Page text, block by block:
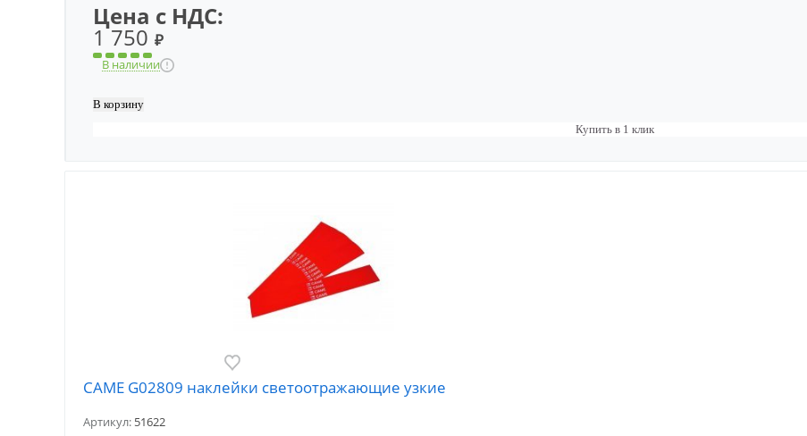
Цена с НДС:
1 750₽
В наличии
Купить в 1 клик
CAME G02809 наклейки светоотражающие узкие
Артикул: 51622